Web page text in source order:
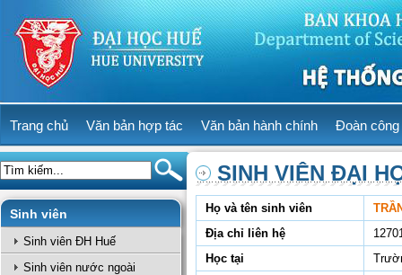
Trang chủ Văn bản hợp tác Văn bản hành chính Đoàn công
Sinh viên
Sinh viên ĐH Huế
Sinh viên nước ngoài
SINH VIÊN ĐẠI
Họ và tên sinh viên
Địa chỉ liên hệ
Học tại